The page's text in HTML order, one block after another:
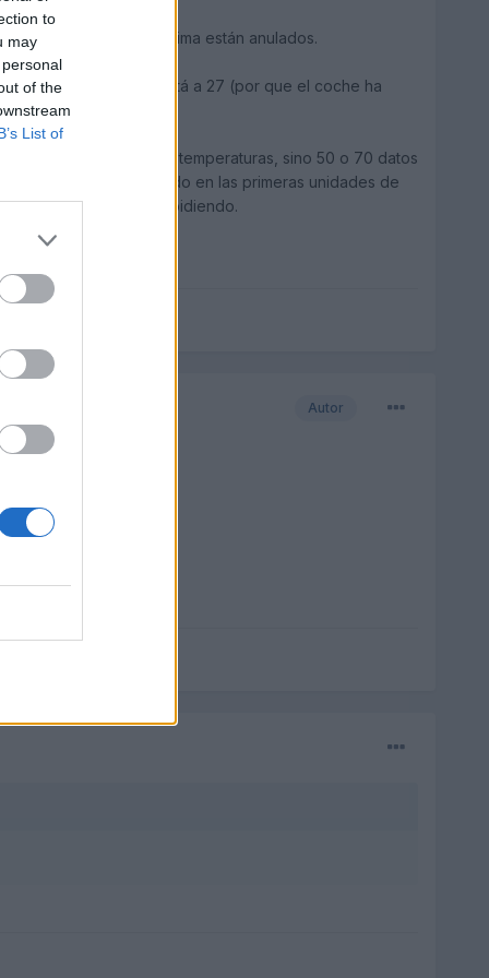
to
may
of the
List of
que los canales del clima están anulados.
21, y el interior está a 27 (por que el coche ha
no solo estas tres temperaturas, sino 50 o 70 datos
lo esperado, sobre todo en las primeras unidades de
que la que le estás pidiendo.
Autor